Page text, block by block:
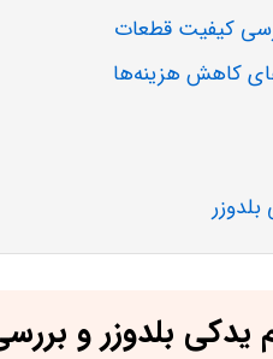
کیفیت قطعات
کاهش هزینه‌ها
یدکی بلدوزر و